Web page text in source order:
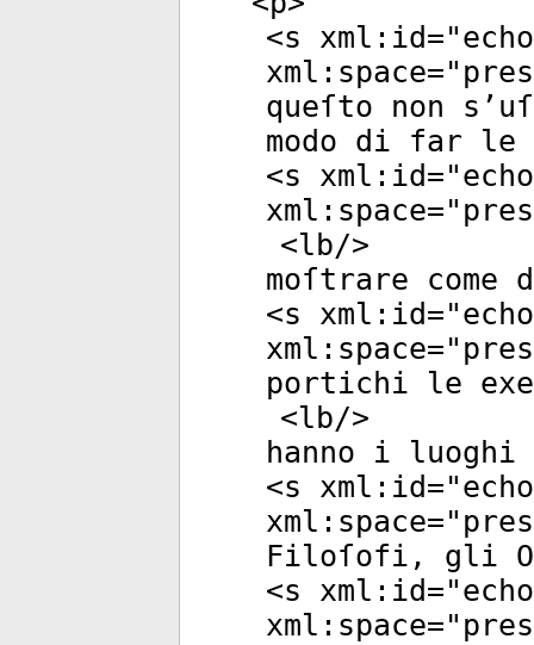
<s xml:id="
xml:space="
queſto non
modo di far le
<s xml:id="
xml:space="
<lb/>
moſtrare
<s xml:id="
xml:space="
portichi le
<lb/>
hanno i luoghi
<s xml:id="
xml:space="
Filoſofi, gli
<s xml:id="
xml:space="